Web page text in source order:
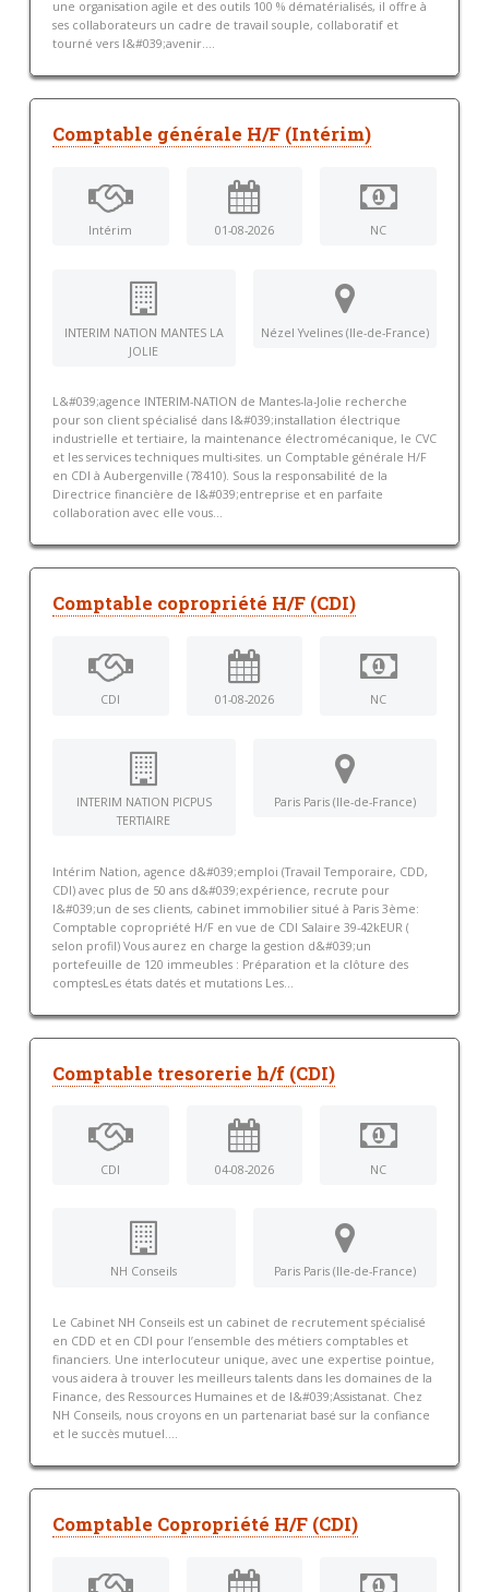
une organisation agile et des outils 100 % dématérialisés, il offre à
ses collaborateurs un cadre de travail souple, collaboratif et
tourné vers l&#039;avenir....
Comptable générale H/F (Intérim)
Intérim 01-08-2026 NC
INTERIM NATION MANTES LA
JOLIE
Nézel Yvelines (Ile-de-France)
L&#039;agence INTERIM-NATION de Mantes-la-Jolie recherche
pour son client spécialisé dans l&#039;installation électrique
industrielle et tertiaire, la maintenance électromécanique, le CVC
et les services techniques multi-sites. un Comptable générale H/F
en CDI à Aubergenville (78410). Sous la responsabilité de la
Directrice financière de l&#039;entreprise et en parfaite
collaboration avec elle vous...
Comptable copropriété H/F (CDI)
CDI 01-08-2026 NC
INTERIM NATION PICPUS
TERTIAIRE
Paris Paris (Ile-de-France)
Intérim Nation, agence d&#039;emploi (Travail Temporaire, CDD,
CDI) avec plus de 50 ans d&#039;expérience, recrute pour
l&#039;un de ses clients, cabinet immobilier situé à Paris 3ème:
Comptable copropriété H/F en vue de CDI Salaire 39-42kEUR (
selon profil) Vous aurez en charge la gestion d&#039;un
portefeuille de 120 immeubles : Préparation et la clôture des
comptesLes états datés et mutations Les...
Comptable tresorerie h/f (CDI)
CDI 04-08-2026 NC
NH Conseils Paris Paris (Ile-de-France)
Le Cabinet NH Conseils est un cabinet de recrutement spécialisé
en CDD et en CDI pour l’ensemble des métiers comptables et
financiers. Une interlocuteur unique, avec une expertise pointue,
vous aidera à trouver les meilleurs talents dans les domaines de la
Finance, des Ressources Humaines et de l&#039;Assistanat. Chez
NH Conseils, nous croyons en un partenariat basé sur la confiance
et le succès mutuel....
Comptable Copropriété H/F (CDI)